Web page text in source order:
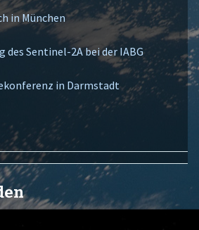
in München
des Sentinel-2A bei der IABG
in Darmstadt